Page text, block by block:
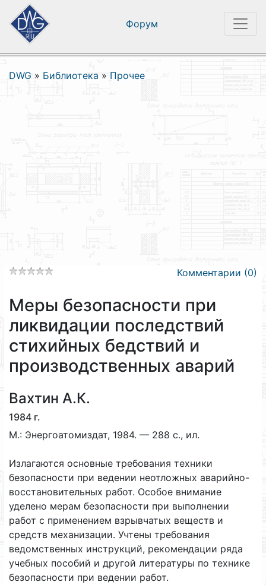
Форум
DWG » Библиотека » Прочее
Комментарии (0)
Меры безопасности при
ликвидации последствий
стихийных бедствий и
производственных аварий
Вахтин А.К.
1984 г.
М.: Энергоатомиздат, 1984. — 288 с., ил.
Излагаются основные требования техники
безопасности при ведении неотложных аварийно-
восстановительных работ. Особое внимание
уделено мерам безопасности при выполнении
работ с применением взрывчатых веществ и
средств механизации. Учтены требования
ведомственных инструкций, рекомендации ряда
учебных пособий и другой литературы по технике
безопасности при ведении работ.